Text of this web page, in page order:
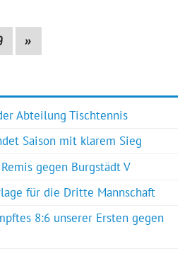
»
Abteilung Tischtennis
Saison mit klarem Sieg
gegen Burgstädt V
für die Dritte Mannschaft
8:6 unserer Ersten gegen